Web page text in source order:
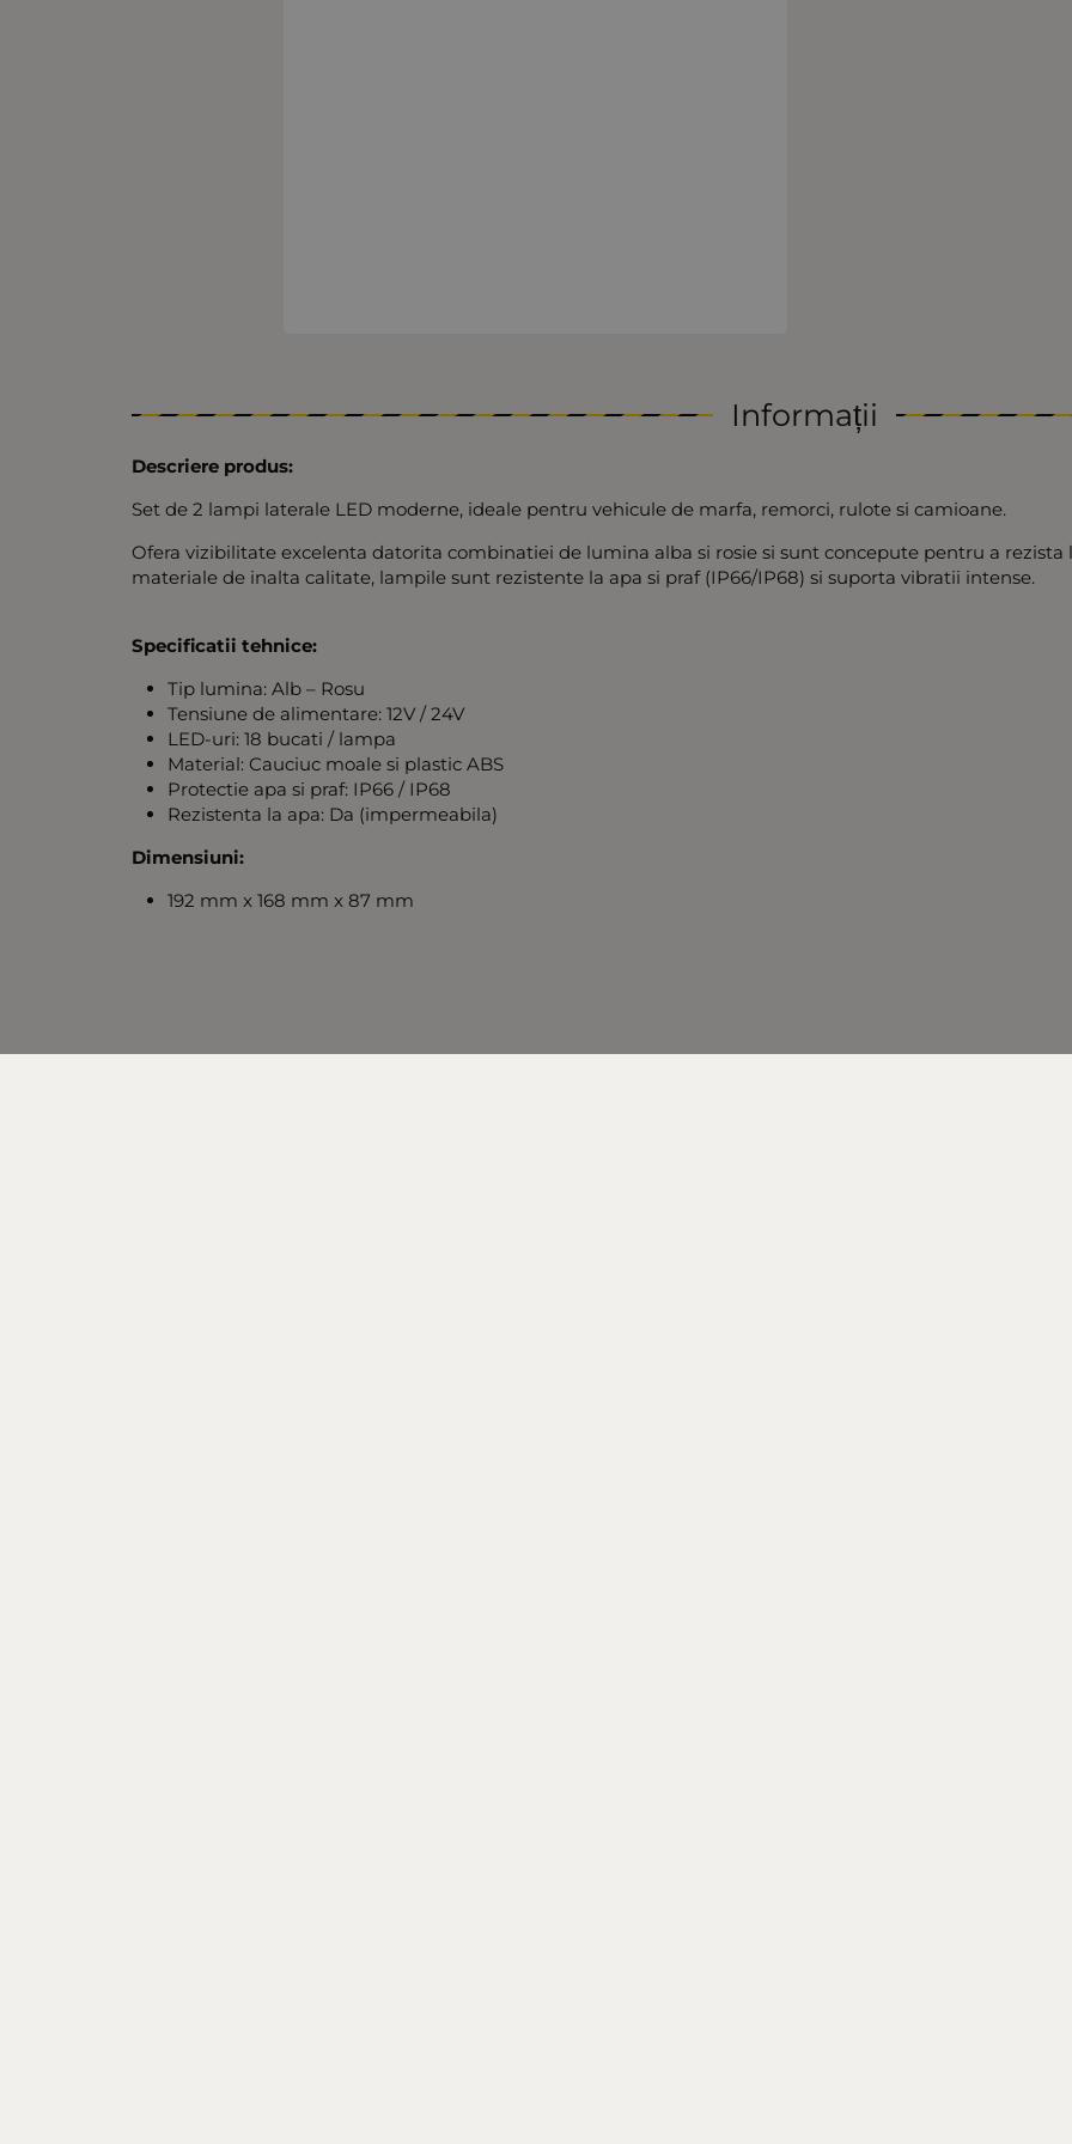
Informații
Descriere produs:
Set de 2 lampi laterale LED moderne, ideale pentru vehicule de marfa, remorci, rulote si camioane.
Ofera vizibilitate excelenta datorita combinatiei de lumina alba si rosie si sunt concepute pentru a
materiale de inalta calitate, lampile sunt rezistente la apa si praf (IP66/IP68) si suporta vibratii intense.
Specificatii tehnice:
Tip lumina: Alb – Rosu
Tensiune de alimentare: 12V / 24V
LED-uri: 18 bucati / lampa
Material: Cauciuc moale si plastic ABS
Protectie apa si praf: IP66 / IP68
Rezistenta la apa: Da (impermeabila)
Dimensiuni:
192 mm x 168 mm x 87 mm